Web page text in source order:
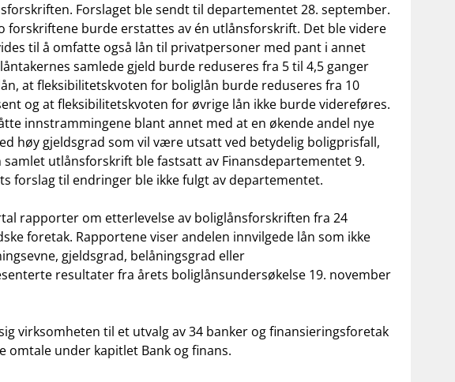
Forslaget ble sendt til departementet 28. september.
forskriftene burde erstattes av én utlånsforskrift. Det ble videre
til å omfatte også lån til privatpersoner med pant i annet
samlede gjeld burde reduseres fra 5 til 4,5 ganger
at fleksibilitetskvoten for boliglån burde reduseres fra 10
og at fleksibilitetskvoten for øvrige lån ikke burde videreføres.
innstrammingene blant annet med at en økende andel nye
høy gjeldsgrad som vil være utsatt ved betydelig boligprisfall,
utlånsforskrift ble fastsatt av Finansdepartementet 9.
forslag til endringer ble ikke fulgt av departementet.
rapporter om etterlevelse av boliglånsforskriften fra 24
foretak. Rapportene viser andelen innvilgede lån som ikke
gjeldsgrad, belåningsgrad eller
resultater fra årets boliglånsundersøkelse 19. november
virksomheten til et utvalg av 34 banker og finansieringsforetak
under kapitlet Bank og finans.